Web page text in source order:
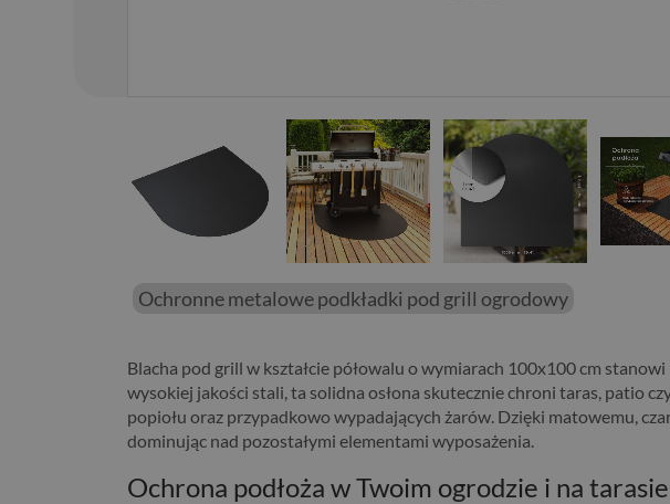
01 / 28
Ochronne metalowe podkładki pod grill ogrodowy
Blacha pod grill w kształcie półowalu o wymiarach 100x100 cm
wysokiej jakości stali, ta solidna osłona skutecznie chroni taras, patio
popiołu oraz przypadkowo wypadających żarów. Dzięki matowemu,
dominując nad pozostałymi elementami wyposażenia.
Ochrona podłoża w Twoim ogrodzie i na tarasie